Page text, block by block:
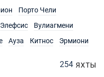
€2969
Порто Чели
Элефсис
Вулиагмени
Ауза Китнос Эрмиони
254 ЯХТЫ